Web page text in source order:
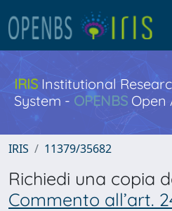
IRISInstitutional
System - OPENBS Open
IRIS 11379/35682
Richiedi una copia
Commento all’art.